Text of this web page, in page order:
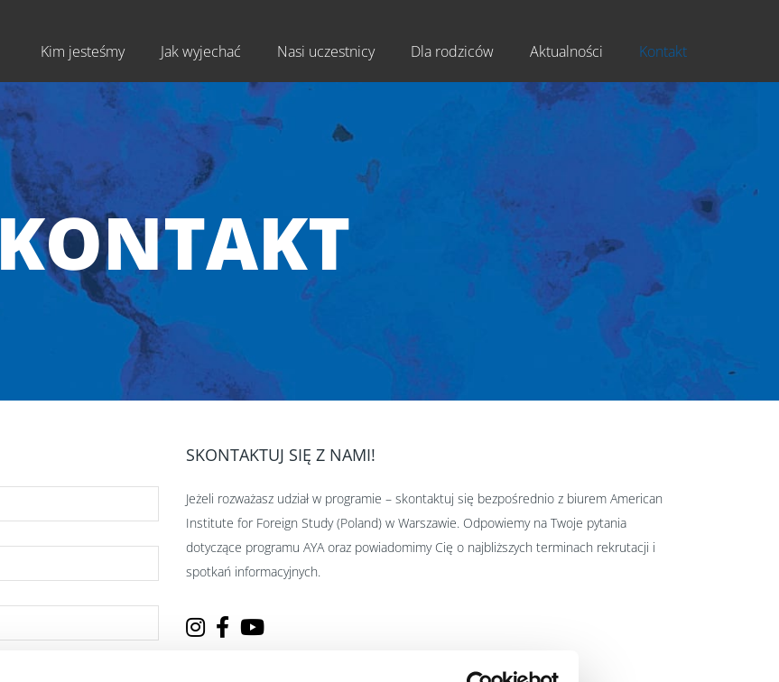
Kim jesteśmy Jak wyjechać Nasi uczestnicy Dla rodziców Aktualności Kontakt
KONTAKT
SKONTAKTUJ SIĘ Z NAMI!
Jeżeli rozważasz udział w programie – skontaktuj się bezpośrednio z biurem American
Institute for Foreign Study (Poland) w Warszawie. Odpowiemy na Twoje pytania
dotyczące programu AYA oraz powiadomimy Cię o najbliższych terminach rekrutacji i
spotkań informacyjnych.